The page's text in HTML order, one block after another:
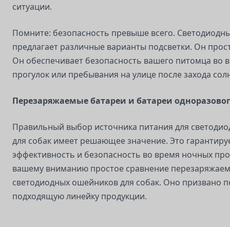
ситуации.
Помните: безопасность превыше всего.
предлагает различные варианты подсветки. Он
Он обеспечивает безопасность вашего питомца во
прогулок или пребывания на улице после захода
Перезаряжаемые батареи и батареи
Правильный выбор источника питания для
для собак имеет решающее значение. Это
эффективность и безопасность во время ночных
вашему вниманию простое сравнение
светодиодных ошейников для собак. Оно призвано
подходящую линейку продукции.